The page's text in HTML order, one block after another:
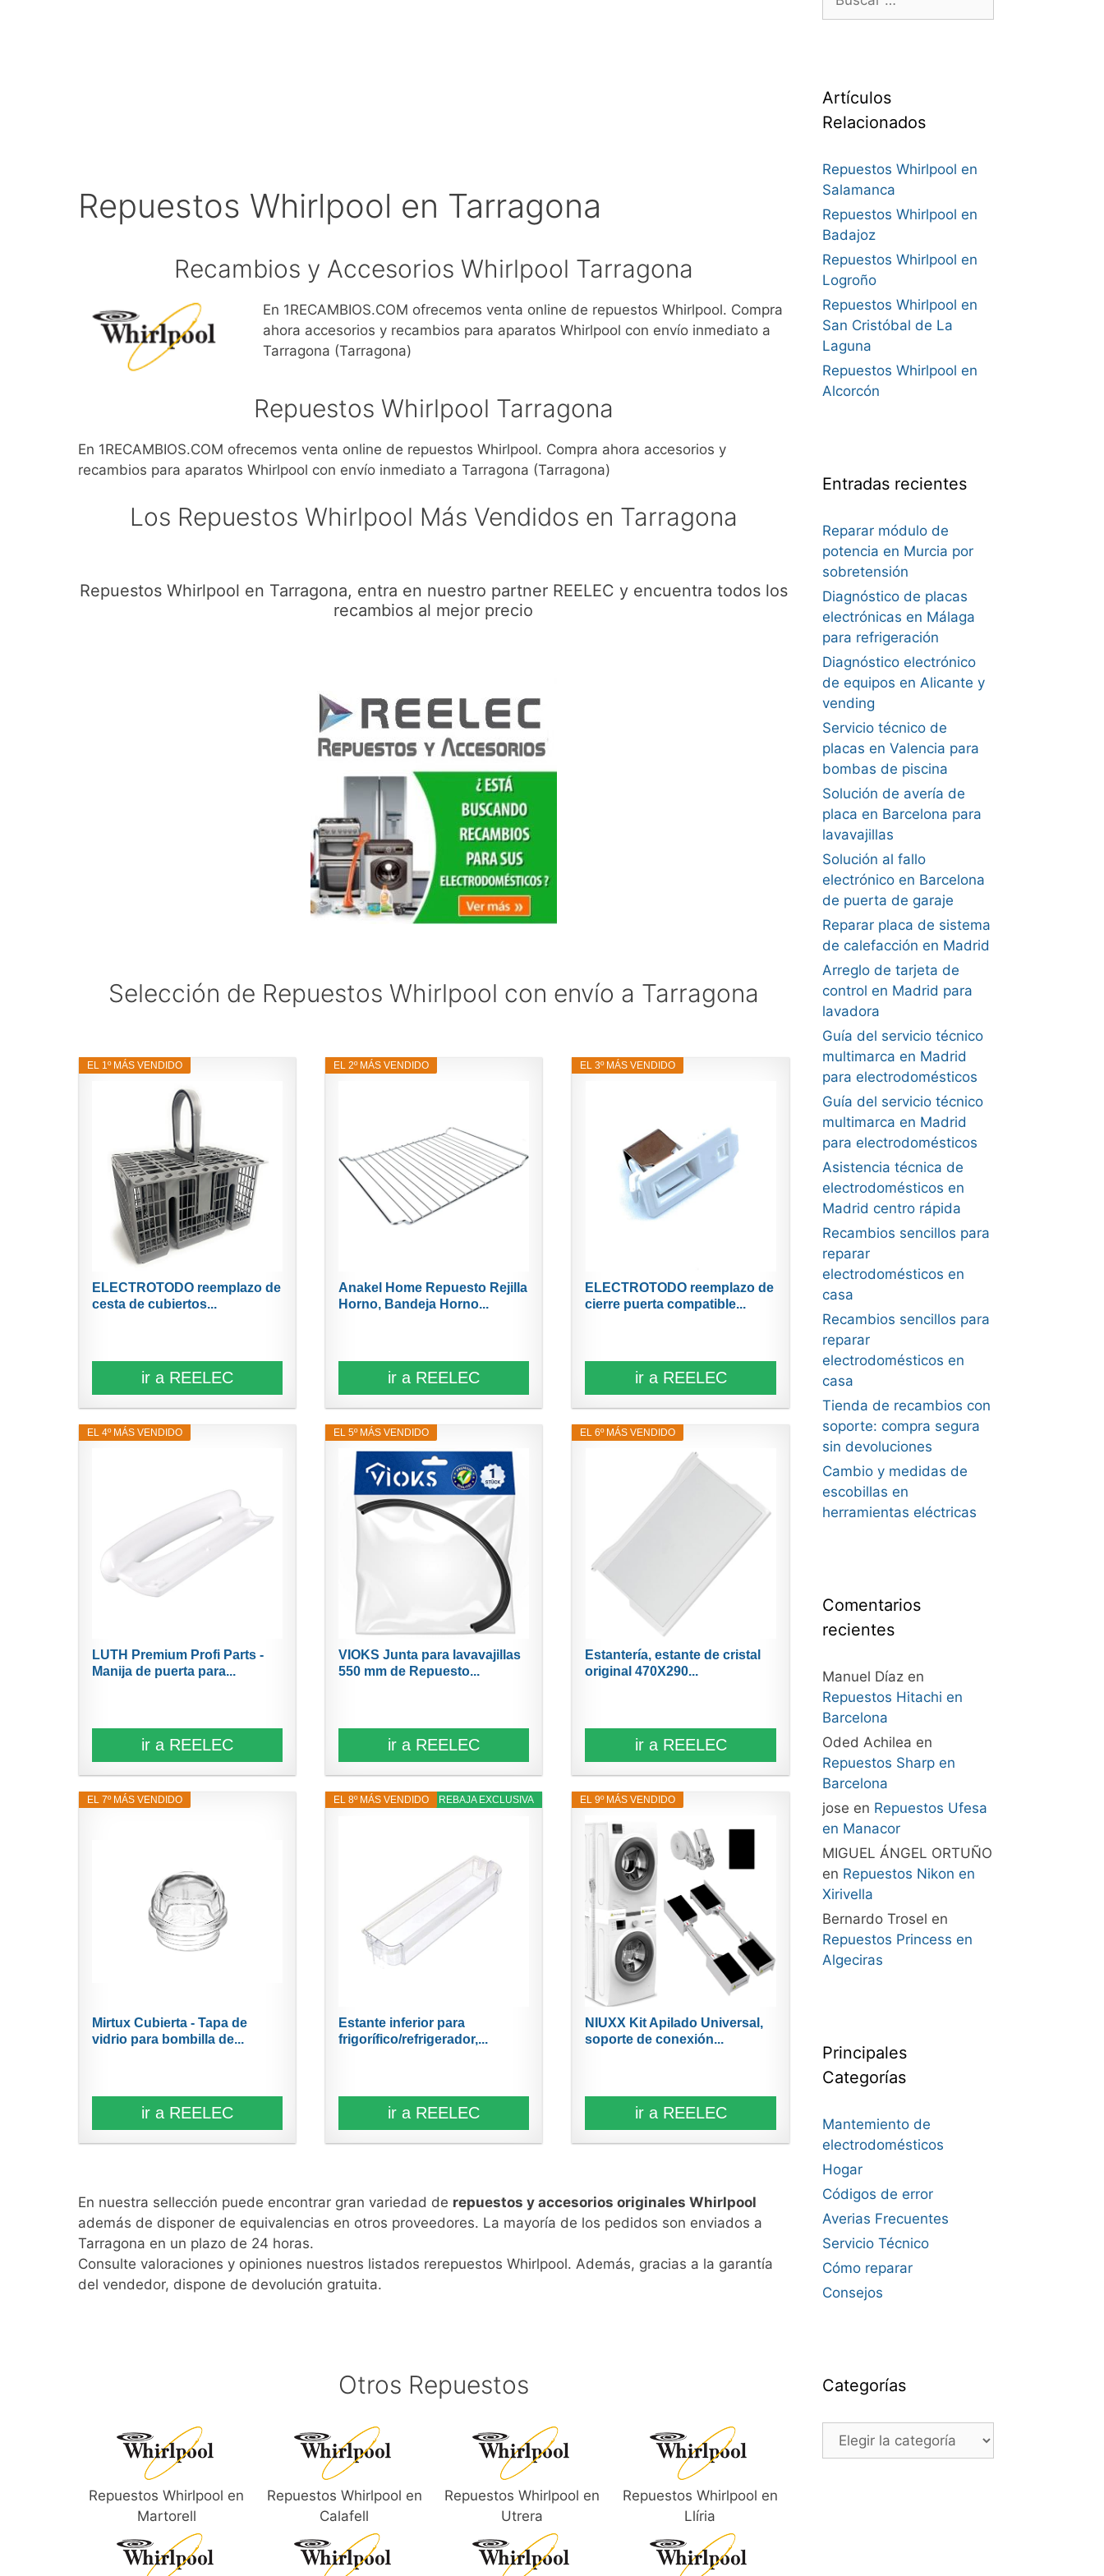
Repuestos Whirlpool en Tarragona
Recambios y Accesorios Whirlpool Tarragona
En 1RECAMBIOS.COM ofrecemos venta online de repuestos Whirlpool. Compra
ahora accesorios y recambios para aparatos Whirlpool con envío inmediato a
Tarragona (Tarragona)
Repuestos Whirlpool Tarragona
En 1RECAMBIOS.COM ofrecemos venta online de repuestos Whirlpool. Compra ahora accesorios y
recambios para aparatos Whirlpool con envío inmediato a Tarragona (Tarragona)
Los Repuestos Whirlpool Más Vendidos en Tarragona
Repuestos Whirlpool en Tarragona, entra en nuestro partner REELEC y encuentra todos los
recambios al mejor precio
Selección de Repuestos Whirlpool con envío a Tarragona
EL 1º MÁS VENDIDO
ELECTROTODO reemplazo de
cesta de cubiertos...
ir a REELEC
EL 2º MÁS VENDIDO
Anakel Home Repuesto Rejilla
Horno, Bandeja Horno...
ir a REELEC
EL 3º MÁS VENDIDO
ELECTROTODO reemplazo de
cierre puerta compatible...
ir a REELEC
EL 4º MÁS VENDIDO
LUTH Premium Profi Parts -
Manija de puerta para...
ir a REELEC
EL 5º MÁS VENDIDO
VIOKS Junta para lavavajillas
550 mm de Repuesto...
ir a REELEC
EL 6º MÁS VENDIDO
Estantería, estante de cristal
original 470X290...
ir a REELEC
EL 7º MÁS VENDIDO
Mirtux Cubierta - Tapa de
vidrio para bombilla de...
ir a REELEC
9% REBAJA EXCLUSIVA
EL 8º MÁS VENDIDO
Estante inferior para
frigorífico/refrigerador,...
ir a REELEC
EL 9º MÁS VENDIDO
NIUXX Kit Apilado Universal,
soporte de conexión...
ir a REELEC
En nuestra sellección puede encontrar gran variedad de repuestos y accesorios originales Whirlpool
además de disponer de equivalencias en otros proveedores. La mayoría de los pedidos son enviados a
Tarragona en un plazo de 24 horas.
Consulte valoraciones y opiniones nuestros listados rerepuestos Whirlpool. Además, gracias a la garantía
del vendedor, dispone de devolución gratuita.
Otros Repuestos
Repuestos Whirlpool en
Martorell
Repuestos Whirlpool en
Calafell
Repuestos Whirlpool en
Utrera
Repuestos Whirlpool en
Llíria
Artículos
Relacionados
Repuestos Whirlpool en
Salamanca
Repuestos Whirlpool en
Badajoz
Repuestos Whirlpool en
Logroño
Repuestos Whirlpool en
San Cristóbal de La
Laguna
Repuestos Whirlpool en
Alcorcón
Entradas recientes
Reparar módulo de
potencia en Murcia por
sobretensión
Diagnóstico de placas
electrónicas en Málaga
para refrigeración
Diagnóstico electrónico
de equipos en Alicante y
vending
Servicio técnico de
placas en Valencia para
bombas de piscina
Solución de avería de
placa en Barcelona para
lavavajillas
Solución al fallo
electrónico en Barcelona
de puerta de garaje
Reparar placa de sistema
de calefacción en Madrid
Arreglo de tarjeta de
control en Madrid para
lavadora
Guía del servicio técnico
multimarca en Madrid
para electrodomésticos
Guía del servicio técnico
multimarca en Madrid
para electrodomésticos
Asistencia técnica de
electrodomésticos en
Madrid centro rápida
Recambios sencillos para
reparar
electrodomésticos en
casa
Recambios sencillos para
reparar
electrodomésticos en
casa
Tienda de recambios con
soporte: compra segura
sin devoluciones
Cambio y medidas de
escobillas en
herramientas eléctricas
Comentarios
recientes
Manuel Díazen
Repuestos Hitachi en
Barcelona
Oded Achilea en
Repuestos Sharp en
Barcelona
jose en Repuestos Ufesa
en Manacor
MIGUEL ÁNGEL ORTUÑO
en Repuestos Nikon en
Xirivella
Bernardo Trosel en
Repuestos Princess en
Algeciras
Principales
Categorías
Mantemiento de
electrodomésticos
Hogar
Códigos de error
Averias Frecuentes
Servicio Técnico
Cómo reparar
Consejos
Categorías
Categorías